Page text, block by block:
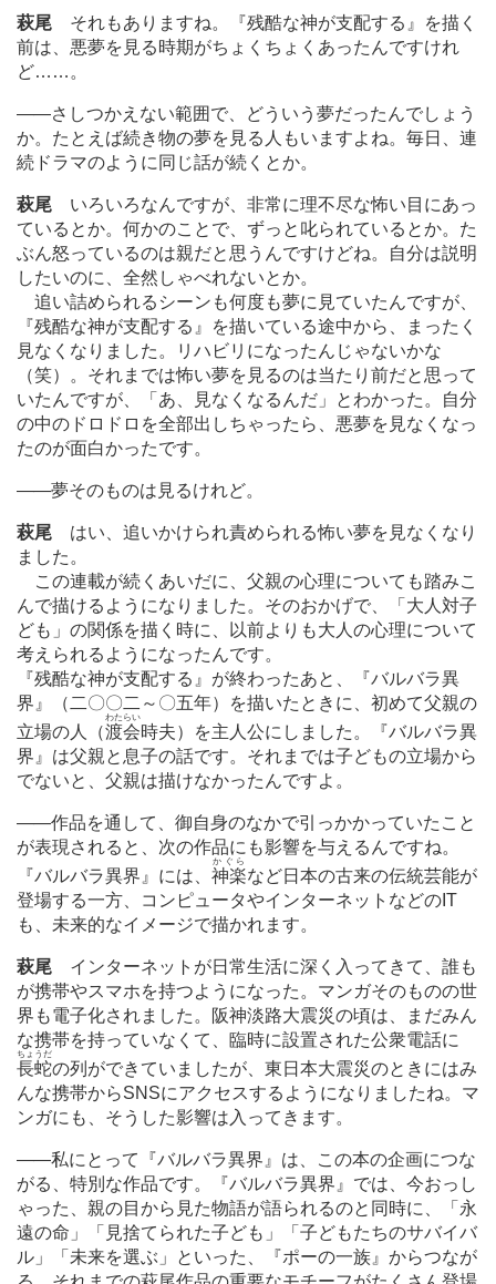
萩尾 それもありますね。『残酷な神が支配する』を描く
前は、悪夢を見る時期がちょくちょくあったんですけれ
ど… …。
――さしつかえない範囲で、どういう夢だったんでしょう
か。たとえば続き物の夢を見る人もいますよね。毎日、連
続ドラマのように同じ話が続くとか。
萩尾 いろいろなんですが、非常に理不尽な怖い目にあっ
ているとか。何かのことで、ずっと叱られているとか。た
ぶん怒っているのは親だと思うんですけどね。自分は説明
したいのに、全然しゃべれないとか。
追い詰められるシーンも何度も夢に見ていたんですが、
『残酷な神が支配する』を描いている途中から、まったく
見なくなりました。リハビリになったんじゃないかな
（笑）。それまでは怖い夢を見るのは当たり前だと思って
いたんですが、「あ、見なくなるんだ」とわかった。自分
の中のドロドロを全部出しちゃったら、悪夢を見なくなっ
たのが面白かったです。
――夢そのものは見るけれど。
萩尾 はい、追いかけられ責められる怖い夢を見なくなり
ました。
この連載が続くあいだに、父親の心理についても踏みこ
んで描けるようになりました。そのおかげで、「大人対子
ども」の関係を描く時に、以前よりも大人の心理について
考えられるようになったんです。
『残酷な神が支配する』が終わったあと、『バルバラ異
界』（二〇〇二～〇五年）を描いたときに、初めて父親の
立場の人（渡会
わたらい
時夫）を主人公にしました。『バルバラ異
界』は父親と息子の話です。それまでは子どもの立場から
でないと、父親は描けなかったんですよ。
――作品を通して、御自身のなかで引っかかっていたこと
が表現されると、次の作品にも影響を与えるんですね。
『バルバラ異界』には、 神楽
かぐら
など日本の古来の伝統芸能が
登場する一方、コンピュータやインターネットなどの IT
も、未来的なイメージで描かれます。
萩尾 インターネットが日常生活に深く入ってきて、誰も
が携帯やスマホを持つようになった。マンガそのものの世
界も電子化されました。阪神淡路大震災の頃は、まだみん
な携帯を持っていなくて、臨時に設置された公衆電話に
長蛇
ちょうだ
の列ができていましたが、東日本大震災のときにはみ
んな携帯からSNSにアクセスするようになりましたね。マ
ンガにも、そうした影響は入ってきます。
――私にとって『バルバラ異界』は、この本の企画につな
がる、特別な作品です。『バルバラ異界』では、今おっし
ゃった、親の目から見た物語が語られるのと同時に、「永
遠の命」「見捨てられた子ども」「子どもたちのサバイバ
ル」「未来を選ぶ」といった、『ポーの一族』からつなが